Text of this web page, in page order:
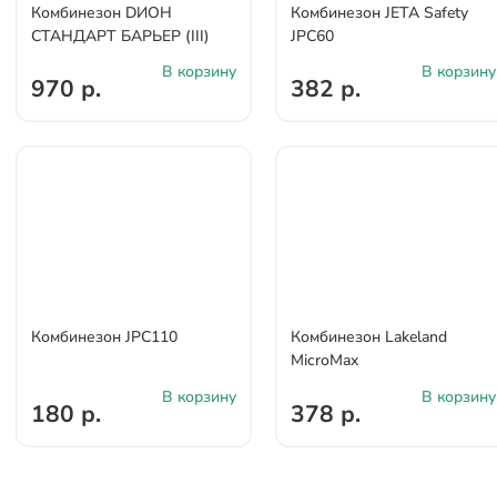
Комбинезон DИОН
СТАНДАРТ БАРЬЕР (III)
970 р.
В корзину
Комбинезон JETA Safety
JPC60
382 р.
В корзину
Комбинезон JPC110
180 р.
В корзину
Комбинезон Lakeland
MicroMax
378 р.
В корзину